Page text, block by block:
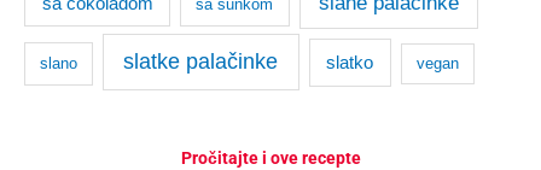
sa šunkom
slano slatke palačinke slatko vegan
Pročitajte i ove recepte